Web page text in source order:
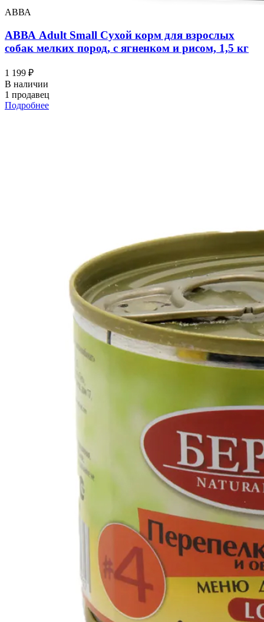
АВВА
АВВА Adult Small Сухой корм для взрослых
собак мелких пород, с ягненком и рисом, 1,5 кг
1 199 ₽
В наличии
1 продавец
Подробнее